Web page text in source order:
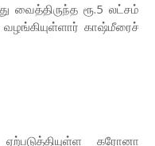
ரூ.5 லட்சம்
காஷ்மீரைச்
கரோனா